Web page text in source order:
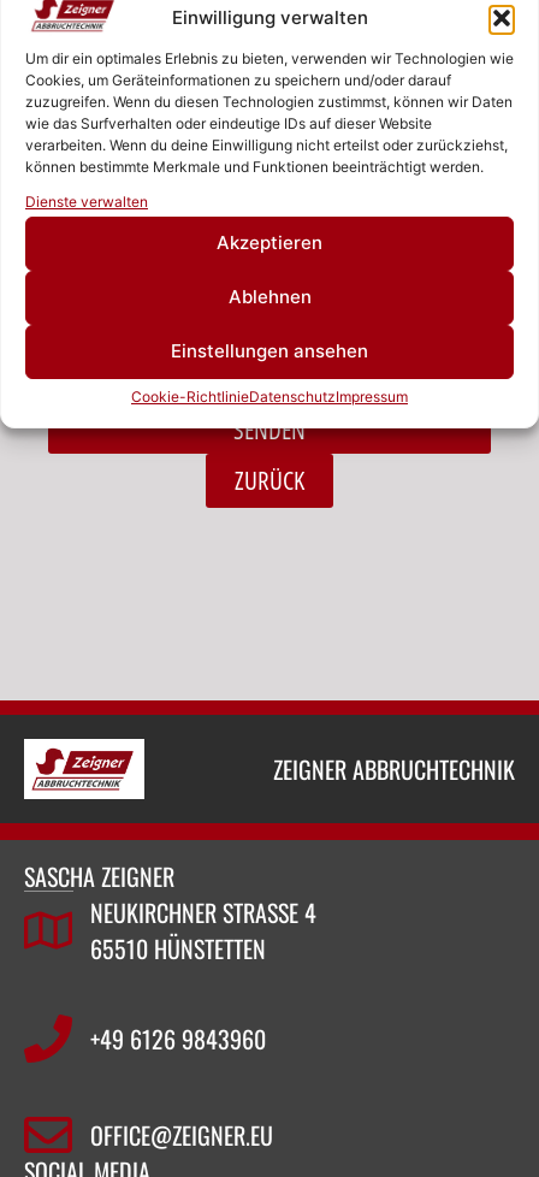
Einwilligung verwalten
Um dir ein optimales Erlebnis zu bieten, verwenden wir Technologien wie
Cookies, um Geräteinformationen zu speichern und/oder darauf
zuzugreifen. Wenn du diesen Technologien zustimmst, können wir Daten
wie das Surfverhalten oder eindeutige IDs auf dieser Website
verarbeiten. Wenn du deine Einwilligung nicht erteilst oder zurückziehst,
können bestimmte Merkmale und Funktionen beeinträchtigt werden.
Dienste verwalten
Akzeptieren
Ablehnen
Einstellungen ansehen
Cookie-RichtlinieDatenschutzImpressum
Telefon
Nachricht
Ich habe die Datenschutzerklärung zur Kenntnis
genommen.*
SENDEN
ZURÜCK
ZEIGNER ABBRUCHTECHNIK
SASCHA ZEIGNER
NEUKIRCHNER STRASSE 4
65510 HÜNSTETTEN
+49 6126 9843960‬
OFFICE@ZEIGNER.EU
Rufen Sie uns an!